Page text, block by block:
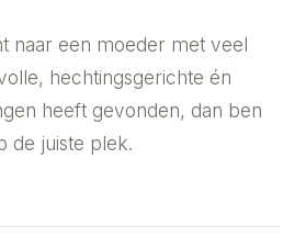
naar een moeder met veel
hechtingsgerichte én
heeft gevonden, dan ben
de juiste plek.